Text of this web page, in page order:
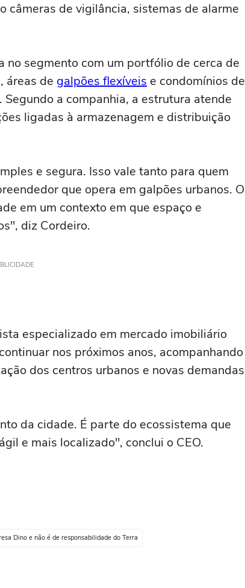
câmeras de vigilância, sistemas de alarme
no segmento com um portfólio de cerca de
áreas de galpões flexíveis e condomínios de
Segundo a companhia, a estrutura atende
ligadas à armazenagem e distribuição
e segura. Isso vale tanto para quem
que opera em galpões urbanos. O
em um contexto em que espaço e
diz Cordeiro.
especializado em mercado imobiliário
nos próximos anos, acompanhando
dos centros urbanos e novas demandas
da cidade. É parte do ecossistema que
e mais localizado", conclui o CEO.
Dino e não é de responsabilidade do Terra